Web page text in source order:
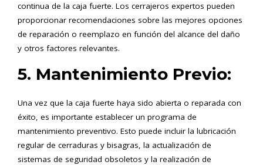
continua de la caja fuerte. Los cerrajeros expertos pueden
proporcionar recomendaciones sobre las mejores opciones
de reparación o reemplazo en función del alcance del daño
y otros factores relevantes.
5. Mantenimiento Previo:
Una vez que la caja fuerte haya sido abierta o reparada con
éxito, es importante establecer un programa de
mantenimiento preventivo. Esto puede incluir la lubricación
regular de cerraduras y bisagras, la actualización de
sistemas de seguridad obsoletos y la realización de